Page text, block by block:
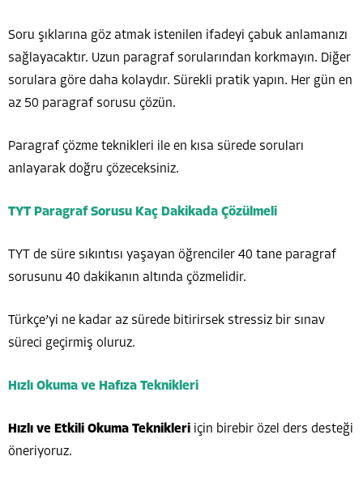
Soru şıklarına göz atmak istenilen ifadeyi çabuk anlamanızı
sağlayacaktır. Uzun paragraf sorularından korkmayın. Diğer
sorulara göre daha kolaydır. Sürekli pratik yapın. Her gün en
az 50 paragraf sorusu çözün.
Paragraf çözme teknikleri ile en kısa sürede soruları
anlayarak doğru çözeceksiniz.
TYT Paragraf Sorusu Kaç Dakikada Çözülmeli
TYT de süre sıkıntısı yaşayan öğrenciler 40 tane paragraf
sorusunu 40 dakikanın altında çözmelidir.
Türkçe’yi ne kadar az sürede bitirirsek stressiz bir sınav
süreci geçirmiş oluruz.
Hızlı Okuma ve Hafıza Teknikleri
Hızlı ve Etkili Okuma Teknikleri için birebir özel ders desteği
öneriyoruz.